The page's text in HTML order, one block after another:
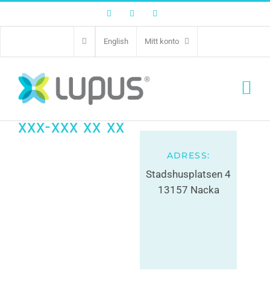
FacebookTwitter
English Mitt konto
Hundshoppen
Nordic AB
xxx-xxx xx xx
ADRESS:
Stadshusplatsen 4
13157 Nacka